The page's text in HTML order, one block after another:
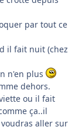
par tout ce
il fait nuit (chez
n'en plus
dehors.
ou il fait
ça..il
aller sur